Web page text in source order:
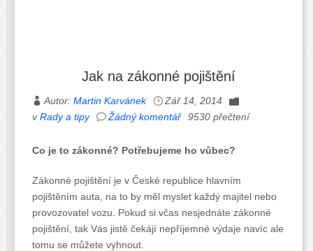
Jak na zákonné pojištění
Autor: Martin Karvánek
Zář 14, 2014
vRady a tipy Žádný komentář 9530 přečtení
Co je to zákonné? Potřebujeme ho vůbec?
Zákonné pojištění je v České republice hlavním
pojištěním auta, na to by měl myslet každý majitel nebo
provozovatel vozu. Pokud si včas nesjednáte zákonné
pojištění, tak Vás jistě čekájí nepříjemné výdaje navíc ale
tomu se můžete vyhnout.